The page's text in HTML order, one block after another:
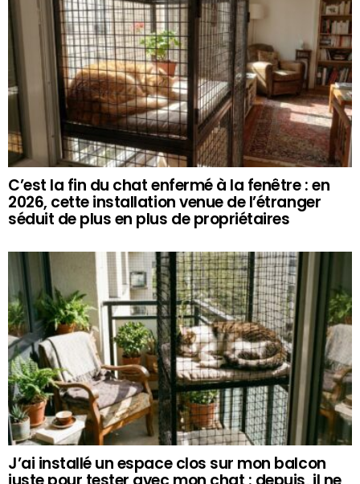
C’est la fin du chat enfermé à la fenêtre : en
2026, cette installation venue de l’étranger
séduit de plus en plus de propriétaires
J’ai installé un espace clos sur mon balcon